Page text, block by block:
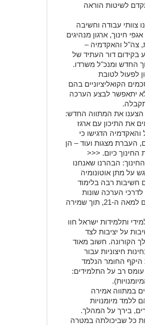
לשיטות הוראה
צוותי עבודה וחשיבה
חינוך, ארגון מנהיגים
צה"ל והאקדמיה –
בקידום דור העתיד של
החדש ומנכ"ל משרדו.
לפעול לטובת
הקואליציוניים בהם
יתאפשר לבצע הערכה
הצענו את המתווה החדש:
את התיכון עם ארגז
הדגישו כי
העברת מצגות ועוד – הן
כיום. <<<
הבהרנו שאנחנו
על מתן אוטונומיה
חשיבות רבה בלימוד
הערכה שונות
ומגוונות, שבבסיסן לימוד מיומנויות וכישורים חיוניים למאה ה-21, תוך שמירה
ותלמידות ישראל חוו
על יציבות לצד
הקורונה. חשוב מאוד
חיצוניות עבור
החומר הנלמד
עומס רב על התלמידים:
במתווה אמירה
ללמד מיומנויות
בירך על המהלך.
כל שביכולתה במטרה